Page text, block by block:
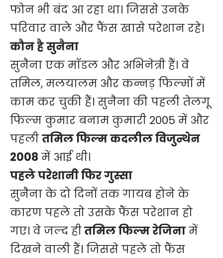
फोन भी बंद आ रहा था। जिससे उनके
परिवार वाले और फैंस खासे परेशान रहे।
कौन है सुनैना
सुनैना एक माॅडल और अभिनेत्री हैं। वे
तमिल, मलयालम और कन्नड़ फिल्मों में
काम कर चुकी हैं। सुनैना की पहली तेलगू
फिल्म कुमार बनाम कुमारी 2005 में और
पहलीतमिल फिल्म कदलील विजुन्थेन
2008 में आई थी।
पहले परेशानी फिर गुस्सा
सुनैना के दो दिनों तक गायब होने के
कारण पहले तो उसके फैंस परेशान हो
गए। वे जल्द हीतमिल फिल्म रेजिनामें
दिखने वाली हैं। जिससे पहले तो फैंस